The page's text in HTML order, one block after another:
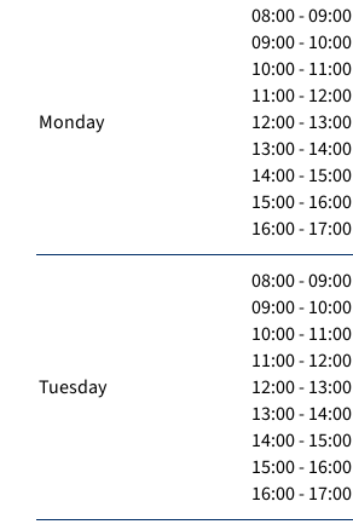
Monday
08:00 - 09:00
09:00 - 10:00
10:00 - 11:00
11:00 - 12:00
12:00 - 13:00
13:00 - 14:00
14:00 - 15:00
15:00 - 16:00
16:00 - 17:00
Tuesday
08:00 - 09:00
09:00 - 10:00
10:00 - 11:00
11:00 - 12:00
12:00 - 13:00
13:00 - 14:00
14:00 - 15:00
15:00 - 16:00
16:00 - 17:00